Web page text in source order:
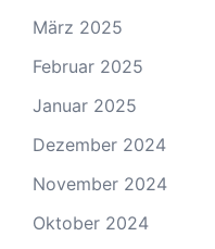
März 2025
Februar 2025
Januar 2025
Dezember 2024
November 2024
Oktober 2024